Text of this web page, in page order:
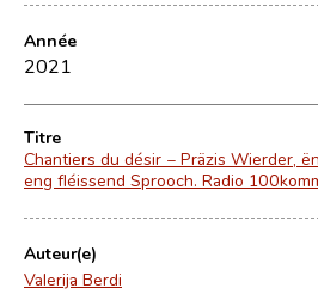
Année
2021
Titre
Chantiers du désir − Präzis Wierder,
eng fléissend Sprooch. Radio
Auteur(e)
Valerija Berdi